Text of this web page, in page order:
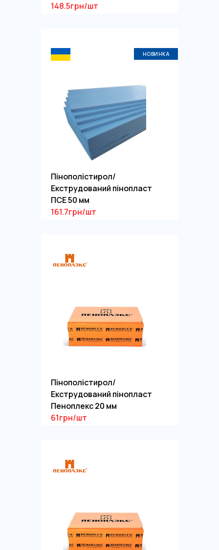
148.5грн/шт
НОВИНКА
Пінополістирол/
Екструдований пінопласт
ПСЕ 50 мм
161.7грн/шт
Пінополістирол/
Екструдований пінопласт
Пеноплекс 20 мм
61грн/шт